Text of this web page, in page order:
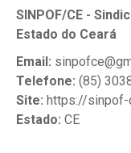
SINPOF/CE -
Estado do Ceará
Email:
Telefone: (85)
Site: https://sinpof-
Estado: CE